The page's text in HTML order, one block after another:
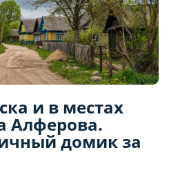
и в местах
Алферова.
домик за